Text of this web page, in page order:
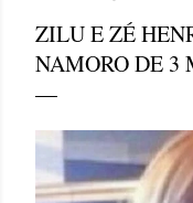
ZILU E ZÉ
NAMORO DE 3